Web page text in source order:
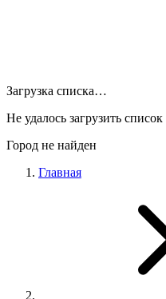
Загрузка списка…
Не удалось загрузить
Город не найден
Главная